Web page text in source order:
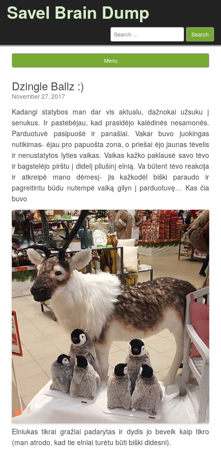
Savel Brain Dump
Search
for:
Menu
Dzingle Ballz :)
November 27, 2017
Kadangi statybos man dar vis aktualu, dažnokai užsuku į
senukus. Ir pastebėjau, kad prasidėjo kalėdinės nesamonės.
Parduotuvė pasipuošė ir panašiai. Vakar buvo juokingas
nutikimas- ėjau pro papuošta zona, o priešai ėjo jaunas tėvelis
ir nenustatytos lyties vaikas. Vaikas kažko paklausė savo tėvo
ir bagstelėjo pirštu į didelį pliušinį elnią. Va būtent tėvo reakcija
ir atkreipė mano dėmesį- jis kažkodėl biški paraudo ir
pagreitintu būdu nutempė vaiką gilyn į parduotuvę… Kas čia
buvo
Elniukas tikrai gražiai padarytas ir dydis jo beveik kaip tikro
(man atrodo, kad tie elniai turėtu būti biški didesni).